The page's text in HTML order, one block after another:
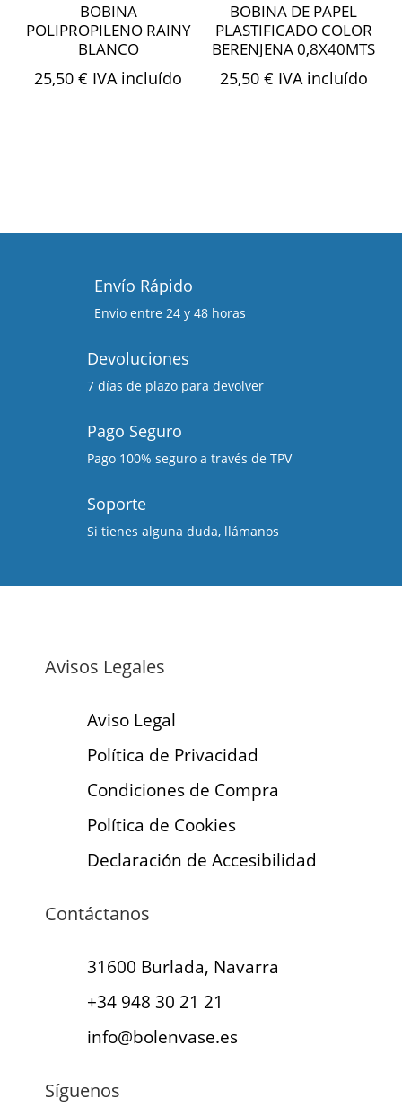
BOBINA
POLIPROPILENO RAINY
BLANCO
25,50€ IVA incluído
BOBINA DE PAPEL
PLASTIFICADO COLOR
BERENJENA 0,8X40MTS
25,50 € IVA incluído
Envío Rápido
Envio entre 24 y 48 horas
Devoluciones
7 días de plazo para devolver
Pago Seguro
Pago 100% seguro a través de TPV
Soporte
Si tienes alguna duda, llámanos
Avisos Legales
Aviso Legal
Política de Privacidad
Condiciones de Compra
Política de Cookies
Declaración de Accesibilidad
Contáctanos
31600 Burlada, Navarra
+34 948 30 21 21
info@bolenvase.es
Síguenos